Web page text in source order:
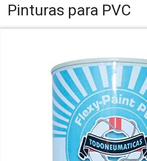
Pinturas para PVC